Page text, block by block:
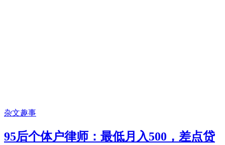
杂文趣事
95后个体户律师：最低月入500，差点贷